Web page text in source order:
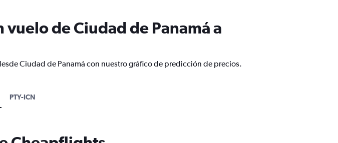
de Ciudad de Panamá a
Ciudad de Panamá con nuestro gráfico de predicción de precios.
PTY-ICN